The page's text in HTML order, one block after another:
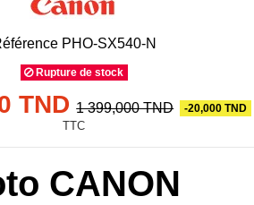
PHO-SX540-N
Rupture de stock
TND 1 399,000 TND -20,000 TND
TTC
CANON